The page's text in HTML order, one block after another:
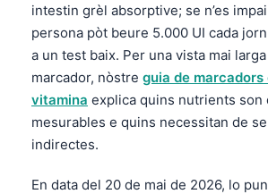
intestin grèl absorptive; se n’es
persona pòt beure 5.000 UI cada
a un test baix. Per una vista mai
marcador, nòstre guia de
vitamina explica quins nutrients son
mesurables e quins necessitan de
indirectes.
En data del 20 de mai de 2026, lo